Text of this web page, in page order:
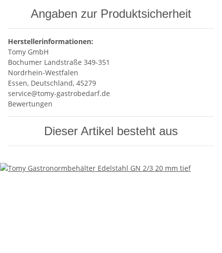
Angaben zur Produktsicherheit
Herstellerinformationen:
Tomy GmbH
Bochumer Landstraße 349-351
Nordrhein-Westfalen
Essen, Deutschland, 45279
service@tomy-gastrobedarf.de
Bewertungen
Dieser Artikel besteht aus